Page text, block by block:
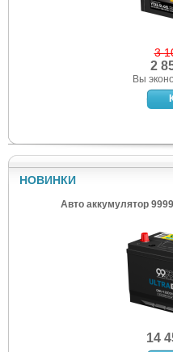
3
2
Вы
НОВИНКИ
Авто аккумулятор
14